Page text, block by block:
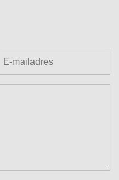
advertising
content